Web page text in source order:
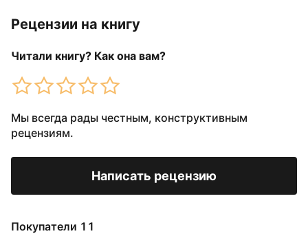
Рецензии на книгу
Читали книгу? Как она вам?
Мы всегда рады честным, конструктивным
рецензиям.
Написать рецензию
Покупатели 11